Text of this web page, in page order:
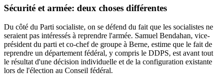
Sécurité et armée: deux choses différentes
Du côté du Parti socialiste, on se défend du fait que les socialistes ne
seraient pas intéressés à reprendre l'armée. Samuel Bendahan, vice-
président du parti et co-chef de groupe à Berne, estime que le fait de
reprendre un département fédéral, y compris le DDPS, est avant tout
le résultat d'une décision individuelle et de la configuration existante
lors de l'élection au Conseil fédéral.